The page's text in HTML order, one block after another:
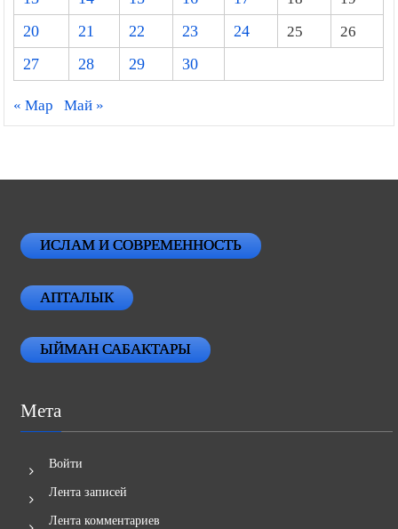
20
21 22 23 24 25
26
27
28 29 30
« Мар Май »
ИСЛАМ И СОВРЕМЕННОСТЬ
АПТАЛЫК
ЫЙМАН САБАКТАРЫ
Мета
Войти
Лента записей
Лента комментариев